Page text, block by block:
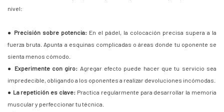
nivel:
● Precisión sobre potencia: En el pádel, la colocación precisa supera a la
fuerza bruta. Apunta a esquinas complicadas o áreas donde tu oponente se
sienta menos cómodo.
● Experimente con giro: Agregar efecto puede hacer que tu servicio sea
impredecible, obligando a los oponentes a realizar devoluciones incómodas.
● La repetición es clave: Practica regularmente para desarrollar la memoria
muscular y perfeccionar tu técnica.